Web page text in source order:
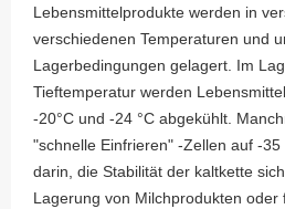
Lebensmittelprodukte werden in
verschiedenen Temperaturen und
Lagerbedingungen gelagert. Im
Tieftemperatur werden
-20°C und -24 °C abgekühlt.
"schnelle Einfrieren" -Zellen auf -35
darin, die Stabilität der kaltkette
Lagerung von Milchprodukten